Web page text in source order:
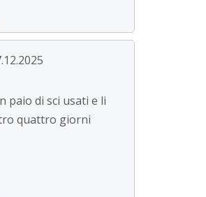
paio di sci usati e li
quattro giorni